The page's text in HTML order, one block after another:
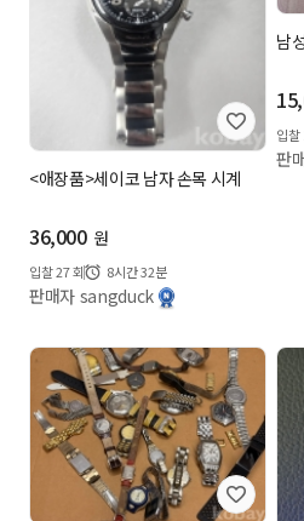
<애장품>세이코 남자 손목 시계
36,000 원
입찰27회 8시간 32분
판매자 sangduck
남
입찰
판